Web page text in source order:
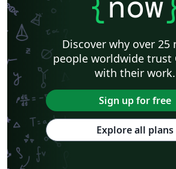
Discover why over 25
people worldwide trust
with their work.
Sign up for free
Explore all plans